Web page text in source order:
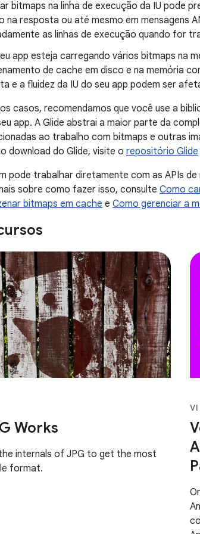
bitmaps na linha de execução da IU pode
na resposta ou até mesmo em mensagens
as linhas de execução quando for
app esteja carregando vários bitmaps na
de cache em disco e na memória
e a fluidez da IU do seu app podem ser
casos, recomendamos que você use a
app. A Glide abstrai a maior parte da
ao trabalho com bitmaps e outras
download do Glide, visite o repositório Glide
pode trabalhar diretamente com as APIs
sobre como fazer isso, consulte Como
bitmaps em cache e Como gerenciar a
Works
internals of JPG to get the most
format.